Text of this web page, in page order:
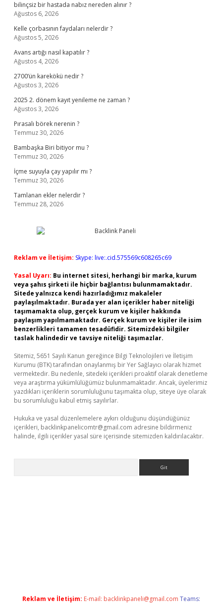
bilinçsiz bir hastada nabız nereden alınır ?
Ağustos 6, 2026
Kelle çorbasının faydaları nelerdir ?
Ağustos 5, 2026
Avans artığı nasıl kapatılır ?
Ağustos 4, 2026
2700’ün karekökü nedir ?
Ağustos 3, 2026
2025 2. dönem kayıt yenileme ne zaman ?
Ağustos 3, 2026
Pırasalı börek nerenin ?
Temmuz 30, 2026
Bambaşka Biri bitiyor mu ?
Temmuz 30, 2026
İçme suyuyla çay yapılır mı ?
Temmuz 30, 2026
Tamlanan ekler nelerdir ?
Temmuz 28, 2026
Reklam ve İletişim: Skype: live:.cid.575569c608265c69
Yasal Uyarı: Bu internet sitesi, herhangi bir marka, kurum
veya şahıs şirketi ile hiçbir bağlantısı bulunmamaktadır.
Sitede yalnızca kendi hazırladığımız makaleler
paylaşılmaktadır. Burada yer alan içerikler haber niteliği
taşımamakta olup, gerçek kurum ve kişiler hakkında
paylaşım yapılmamaktadır. Gerçek kurum ve kişiler ile isim
benzerlikleri tamamen tesadüfidir. Sitemizdeki bilgiler
taslak halindedir ve tavsiye niteliği taşımazlar.
Sitemiz, 5651 Sayılı Kanun gereğince Bilgi Teknolojileri ve İletişim
Kurumu (BTK) tarafından onaylanmış bir Yer Sağlayıcı olarak hizmet
vermektedir. Bu nedenle, sitedeki içerikleri proaktif olarak denetleme
veya araştırma yükümlülüğümüz bulunmamaktadır. Ancak, üyelerimiz
yazdıkları içeriklerin sorumluluğunu taşımakta olup, siteye üye olarak
bu sorumluluğu kabul etmiş sayılırlar.
Hukuka ve yasal düzenlemelere aykırı olduğunu düşündüğünüz
içerikleri, backlinkpanelicomtr@gmail.com adresine bildirmeniz
halinde, ilgili içerikler yasal süre içerisinde sitemizden kaldırılacaktır.
Reklam ve İletişim: E-mail: backlinkpaneli@gmail.com Teams: